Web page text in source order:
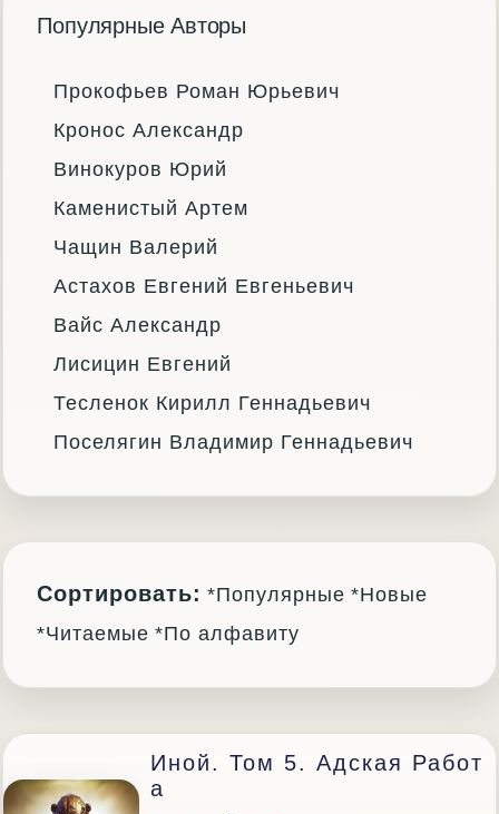
Популярные Авторы
Прокофьев Роман Юрьевич
Кронос Александр
Винокуров Юрий
Каменистый Артем
Чащин Валерий
Астахов Евгений Евгеньевич
Вайс Александр
Лисицин Евгений
Тесленок Кирилл Геннадьевич
Поселягин Владимир Геннадьевич
Сортировать: *Популярные *Новые
*Читаемые *По алфавиту
Иной. Том 5. Адская Работ
А